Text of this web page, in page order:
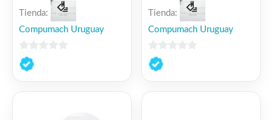
Tienda:
Compumach Uruguay
0
de
Tienda:
Compumach Uruguay
0
de